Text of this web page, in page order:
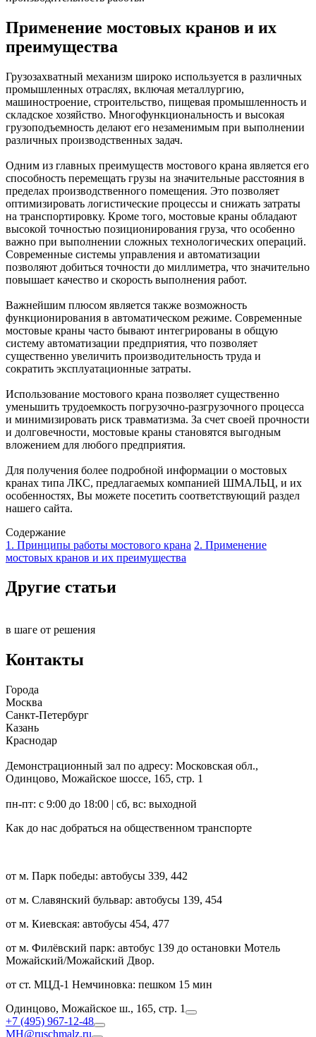
Применение мостовых кранов и их
преимущества
Грузозахватный механизм широко используется в различных
промышленных отраслях, включая металлургию,
машиностроение, строительство, пищевая промышленность и
складское хозяйство. Многофункциональность и высокая
грузоподъемность делают его незаменимым при выполнении
различных производственных задач.
Одним из главных преимуществ мостового крана является его
способность перемещать грузы на значительные расстояния в
пределах производственного помещения. Это позволяет
оптимизировать логистические процессы и снижать затраты
на транспортировку. Кроме того, мостовые краны обладают
высокой точностью позиционирования груза, что особенно
важно при выполнении сложных технологических операций.
Современные системы управления и автоматизации
позволяют добиться точности до миллиметра, что значительно
повышает качество и скорость выполнения работ.
Важнейшим плюсом является также возможность
функционирования в автоматическом режиме. Современные
мостовые краны часто бывают интегрированы в общую
систему автоматизации предприятия, что позволяет
существенно увеличить производительность труда и
сократить эксплуатационные затраты.
Использование мостового крана позволяет существенно
уменьшить трудоемкость погрузочно-разгрузочного процесса
и минимизировать риск травматизма. За счет своей прочности
и долговечности, мостовые краны становятся выгодным
вложением для любого предприятия.
Для получения более подробной информации о мостовых
кранах типа ЛКС, предлагаемых компанией ШМАЛЬЦ, и их
особенностях, Вы можете посетить соответствующий раздел
нашего сайта.
Содержание
1. Принципы работы мостового крана 2. Применение
мостовых кранов и их преимущества
Другие статьи
в шаге от решения
Контакты
Города
Москва
Санкт-Петербург
Казань
Краснодар
Демонстрационный зал по адресу: Московская обл.,
Одинцово, Можайское шоссе, 165, стр. 1
пн-пт: с 9:00 до 18:00 | сб, вс: выходной
Как до нас добраться на общественном транспорте
от м. Парк победы: автобусы 339, 442
от м. Славянский бульвар: автобусы 139, 454
от м. Киевская: автобусы 454, 477
от м. Филёвский парк: автобус 139 до остановки Мотель
Можайский/Можайский Двор.
от ст. МЦД-1 Немчиновка: пешком 15 мин
Одинцово, Можайское ш., 165, стр. 1
+7 (495) 967-12-48
MH@ruschmalz.ru